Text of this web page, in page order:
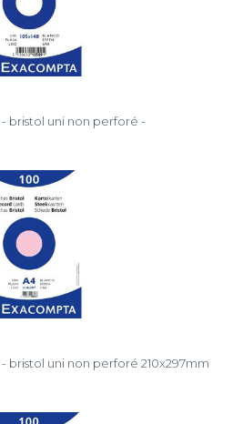
bristol uni non perforé -
bristol uni non perforé 210x297mm